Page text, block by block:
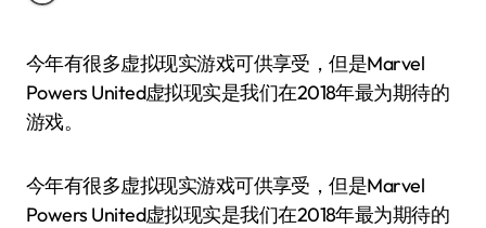
今年有很多虚拟现实游戏可供享受，但是Marvel
Powers United虚拟现实是我们在2018年最为期待的
游戏。
今年有很多虚拟现实游戏可供享受，但是Marvel
Powers United虚拟现实是我们在2018年最为期待的